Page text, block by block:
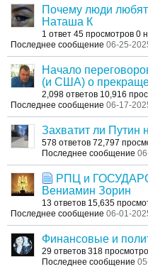
Почему люди любят
Наташа К
1 ответ 45 просмотров 0
Последнее сообщение 06-25-
Начало
(и США) о
2,098 ответов 10,916
Последнее сообщение 06-17-
Захватит ли Путин
578 ответов 72,797
Последнее сообщение
РПЦ и
Вениамин Зорин
13 ответов 15,635
Последнее сообщение 06-01-
Финансовые и
29 ответов 318
Последнее сообщение